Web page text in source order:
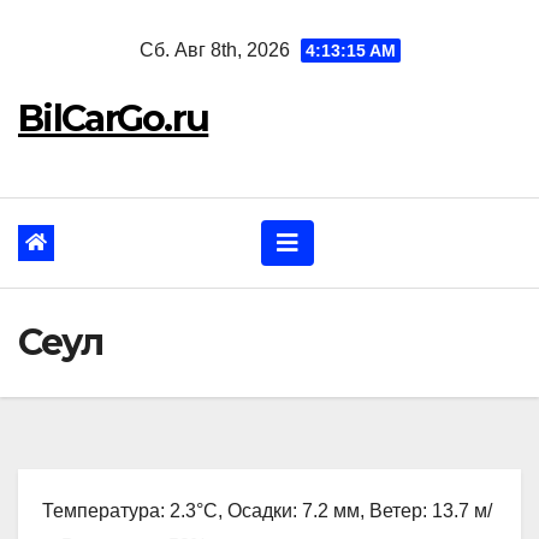
Сб. Авг 8th, 2026 4:13:16 AM
BilCarGo.ru
Сеул
Температура: 2.3°C, Осадки: 7.2 мм, Ветер: 13.7 м/